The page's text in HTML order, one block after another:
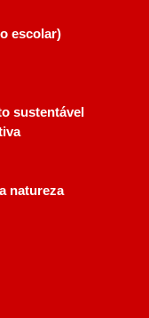
escolar)
sustentável
natureza